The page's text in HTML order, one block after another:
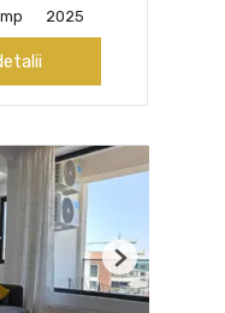
2025
Next